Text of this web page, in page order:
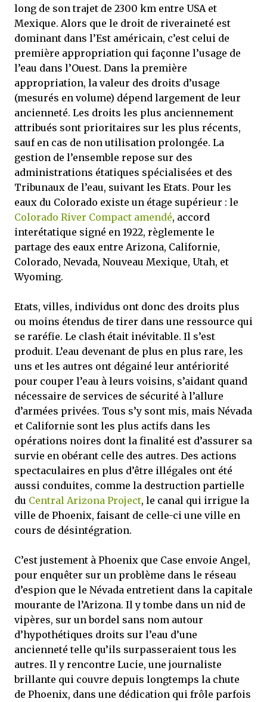
long de son trajet de 2300 km entre USA et
Mexique. Alors que le droit de riveraineté est
dominant dans l’Est américain, c’est celui de
première appropriation qui façonne l’usage de
l’eau dans l’Ouest. Dans la première
appropriation, la valeur des droits d’usage
(mesurés en volume) dépend largement de leur
ancienneté. Les droits les plus anciennement
attribués sont prioritaires sur les plus récents,
sauf en cas de non utilisation prolongée. La
gestion de l’ensemble repose sur des
administrations étatiques spécialisées et des
Tribunaux de l’eau, suivant les Etats. Pour les
eaux du Colorado existe un étage supérieur : le
Colorado River Compact amendé, accord
interétatique signé en 1922, règlemente le
partage des eaux entre Arizona, Californie,
Colorado, Nevada, Nouveau Mexique, Utah, et
Wyoming.
Etats, villes, individus ont donc des droits plus
ou moins étendus de tirer dans une ressource qui
se raréfie. Le clash était inévitable. Il s’est
produit. L’eau devenant de plus en plus rare, les
uns et les autres ont dégainé leur antériorité
pour couper l’eau à leurs voisins, s’aidant quand
nécessaire de services de sécurité à l’allure
d’armées privées. Tous s’y sont mis, mais Névada
et Californie sont les plus actifs dans les
opérations noires dont la finalité est d’assurer sa
survie en obérant celle des autres. Des actions
spectaculaires en plus d’être illégales ont été
aussi conduites, comme la destruction partielle
du Central Arizona Project, le canal qui irrigue la
ville de Phoenix, faisant de celle-ci une ville en
cours de désintégration.
C’est justement à Phoenix que Case envoie Angel,
pour enquêter sur un problème dans le réseau
d’espion que le Névada entretient dans la capitale
mourante de l’Arizona. Il y tombe dans un nid de
vipères, sur un bordel sans nom autour
d’hypothétiques droits sur l’eau d’une
ancienneté telle qu’ils surpasseraient tous les
autres. Il y rencontre Lucie, une journaliste
brillante qui couvre depuis longtemps la chute
de Phoenix, dans une dédication qui frôle parfois